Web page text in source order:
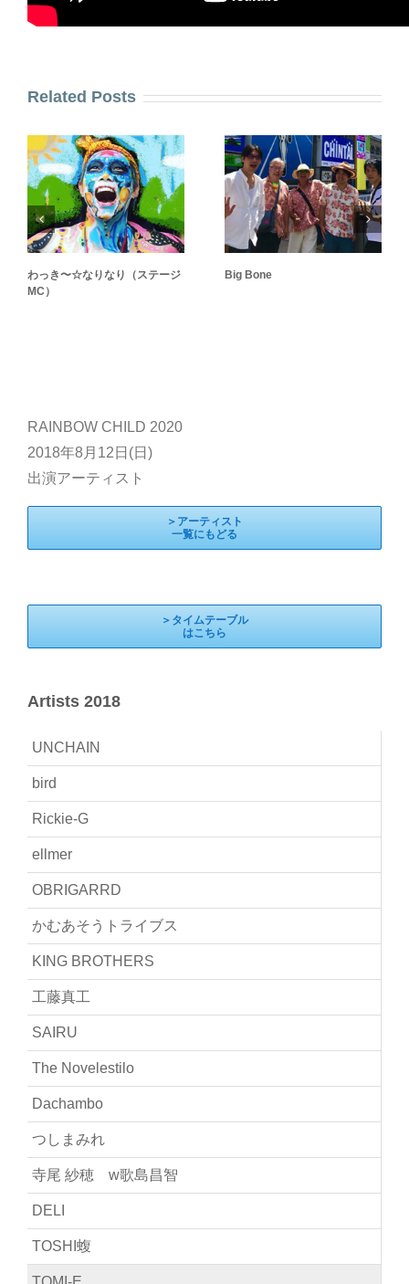
Related Posts
わっき〜☆なりなり（ステージ
MC）
Big Bone
RAINBOW CHILD 2020
2018年8月12日(日)
出演アーティスト
＞アーティスト
一覧にもどる
＞タイムテーブル
はこちら
Artists 2018
UNCHAIN
bird
Rickie-G
ellmer
OBRIGARRD
かむあそうトライブス
KING BROTHERS
工藤真工
SAIRU
The Novelestilo
Dachambo
つしまみれ
寺尾 紗穂 w歌島昌智
DELI
TOSHI蝮